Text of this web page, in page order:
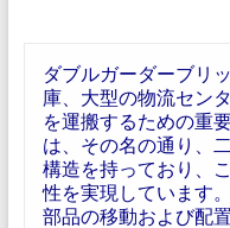
ダブルガーダーブリ
庫、大型の物流セン
を運搬するための重
は、その名の通り、
構造を持っており、
性を実現しています
部品の移動および配